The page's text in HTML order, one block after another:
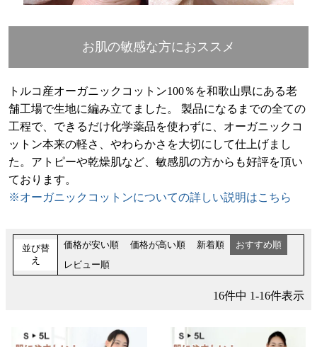
お肌の敏感な方におススメ
トルコ産オーガニックコットン100％を和歌山県にある老
舗工場で生地に編み立てました。 製品になるまでの全ての
工程で、できるだけ化学薬品を使わずに、オーガニックコ
ットン本来の軽さ、やわらかさを大切にして仕上げまし
た。アトピーや乾燥肌など、敏感肌の方からも好評を頂い
ております。
※オーガニックコットンについての詳しい説明はこちら
並び替
え
価格が安い順 価格が高い順 新着順
おすすめ順
レビュー順
16件中 1-16件表示